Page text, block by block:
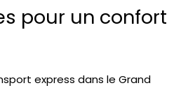
pour un confort
express dans le Grand